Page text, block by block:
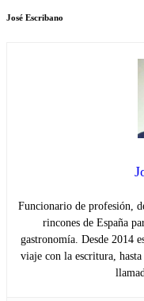
José Escribano
Funcionario de profesión,
rincones de España
gastronomía. Desde 2014
viaje con la escritura,